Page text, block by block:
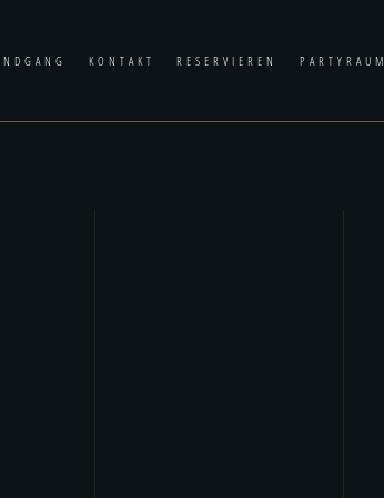
KONTAKT RESERVIEREN PARTYRAUM